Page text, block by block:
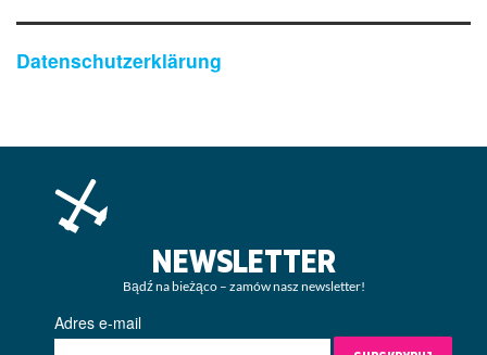
Datenschutzerklärung
NEWSLETTER
Bądź na bieżąco – zamów nasz newsletter!
Adres e-mail